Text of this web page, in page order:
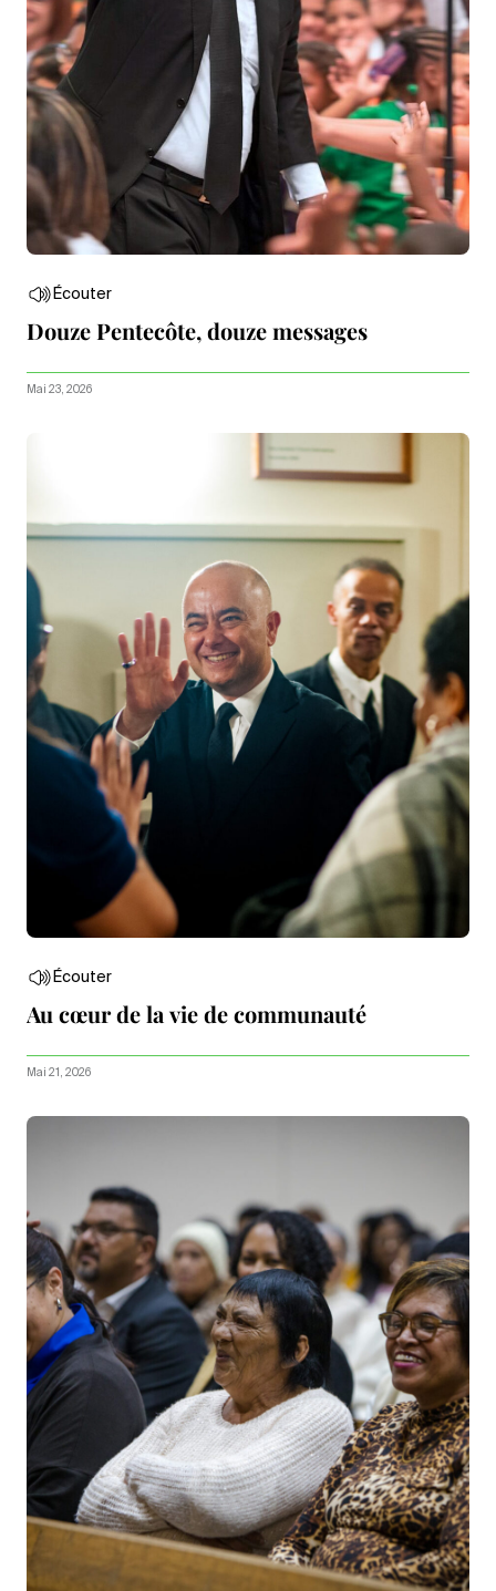
Écouter
Douze Pentecôte, douze messages
Mai 23, 2026
Écouter
Au cœur de la vie de communauté
Mai 21, 2026